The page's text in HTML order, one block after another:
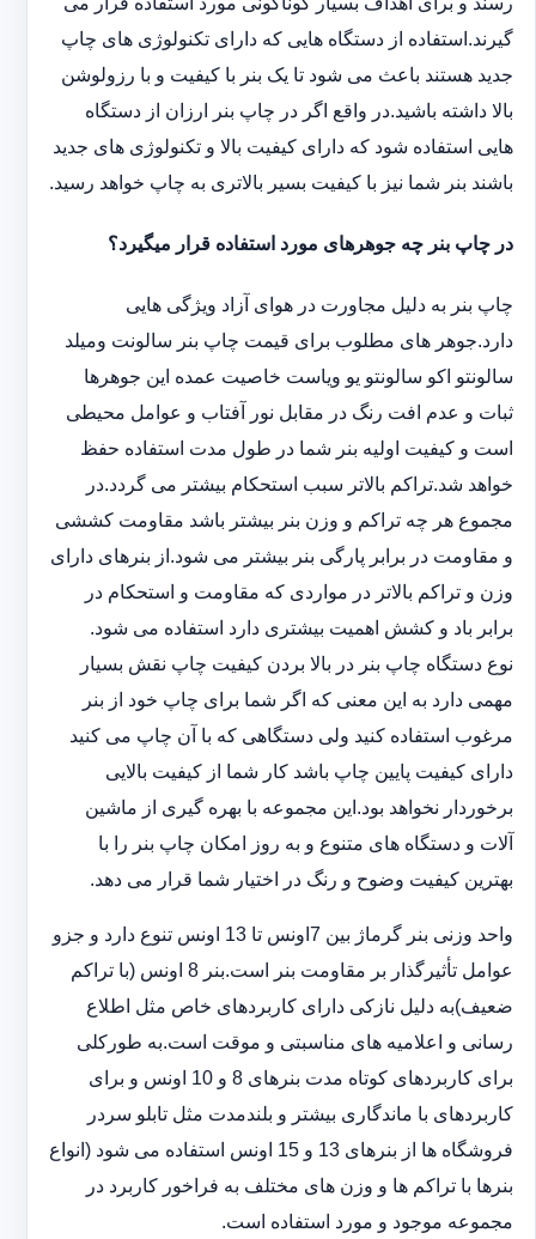
گیرند.استفاده از دستگاه هایی که دارای تکنولوژی های چاپ
جدید هستند باعث می شود تا یک بنر با کیفیت و با رزولوشن
بالا داشته باشید.در واقع اگر در چاپ بنر ارزان از دستگاه
هایی استفاده شود که دارای کیفیت بالا و تکنولوژی های جدید
باشند بنر شما نیز با کیفیت بسیر بالاتری به چاپ خواهد رسید.
در چاپ بنر چه جوهرهای مورد استفاده قرار میگیرد؟
چاپ بنر به دلیل مجاورت در هوای آزاد ویژگی هایی
دارد.جوهر های مطلوب برای قیمت چاپ بنر سالونت ‏و‏‏میلد
سالونت‎و ‎‏اکو سالونت‎‎‏و یو وی‎‏است خاصیت عمده این ‏جوهرها
ثبات و عدم افت رنگ در مقابل نور آفتاب و عوامل محیطی
است و کیفیت اولیه بنر شما در طول مدت استفاده حفظ
خواهد شد.‎تراکم بالاتر سبب استحکام بیشتر می گردد.در
مجموع هر چه تراکم و وزن بنر بیشتر باشد مقاومت کششی
و مقاومت در ‏برابر پارگی بنر بیشتر می شود.از بنرهای دارای
وزن و تراکم بالاتر در مواردی که مقاومت و استحکام در
برابر باد و ‏کشش اهمیت بیشتری دارد استفاده می شود‎.‎
نوع دستگاه چاپ بنر در بالا بردن کیفیت چاپ نقش بسیار
مهمی دارد به این معنی که اگر شما برای چاپ خود از بنر
‏مرغوب استفاده کنید ولی دستگاهی که با آن چاپ می کنید
دارای کیفیت پایین چاپ باشد کار شما از کیفیت بالایی
برخوردار ‏نخواهد بود.این مجموعه با بهره گیری از ماشین
آلات و دستگاه های متنوع و به روز امکان چاپ بنر را با
بهترین کیفیت ‏وضوح و رنگ در اختیار شما قرار می دهد.‏‎
واحد وزنی بنر گرماژ بین ‏‎7‎‏اونس تا 13 اونس تنوع دارد و جزو
عوامل تأثیرگذار بر مقاومت بنر است.بنر 8 اونس (با ‏تراکم
ضعیف)به دلیل نازکی دارای کاربردهای خاص مثل اطلاع
رسانی و اعلامیه های مناسبتی و موقت است.به طورکلی
‏برای کاربردهای کوتاه مدت بنرهای 8 و 10 اونس و برای
کاربردهای با ماندگاری بیشتر و بلندمدت مثل تابلو سردر
‏فروشگاه ها از بنرهای 13 و 15 اونس استفاده می شود (انواع
بنرها با تراکم ها و وزن های مختلف به فراخور کاربرد در
‏مجموعه موجود و مورد استفاده است.